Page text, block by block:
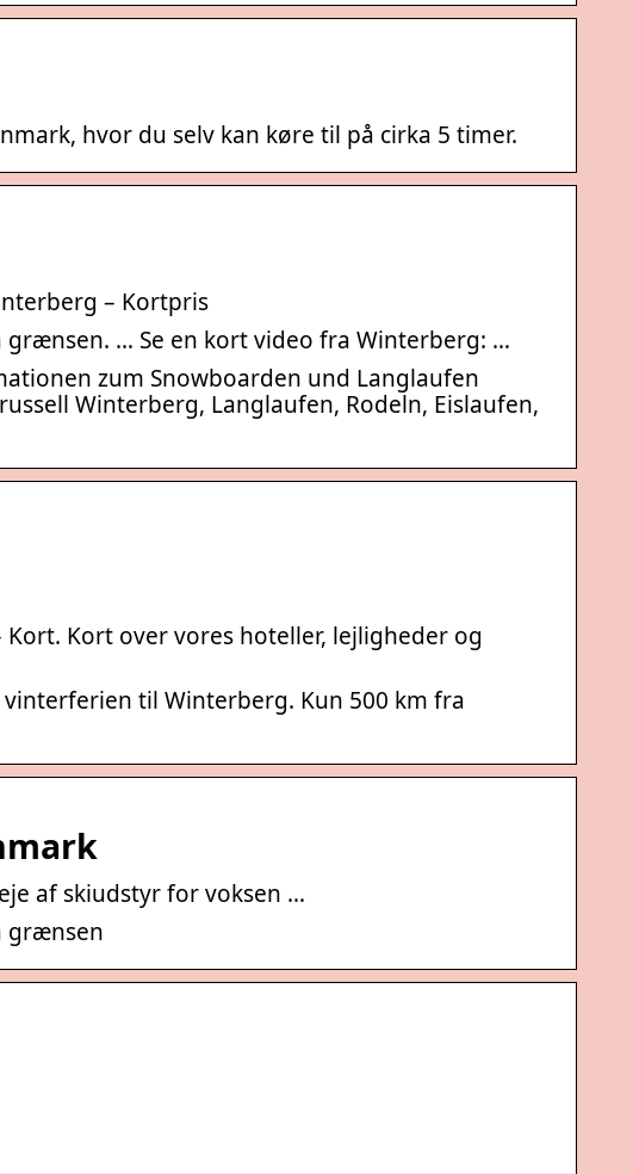
hvor du selv kan køre til på cirka 5 timer.
– Kortpris
… Se en kort video fra Winterberg: …
zum Snowboarden und Langlaufen
Winterberg, Langlaufen, Rodeln, Eislaufen,
Kort over vores hoteller, lejligheder og
til Winterberg. Kun 500 km fra
af skiudstyr for voksen …
grænsen